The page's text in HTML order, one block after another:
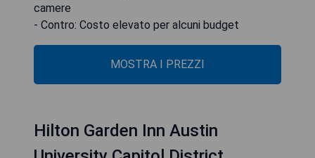
camere
- Contro: Costo elevato per alcuni budget
MOSTRA I PREZZI
Hilton Garden Inn Austin